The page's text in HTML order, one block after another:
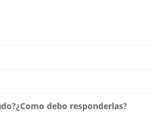
debo responderlas?